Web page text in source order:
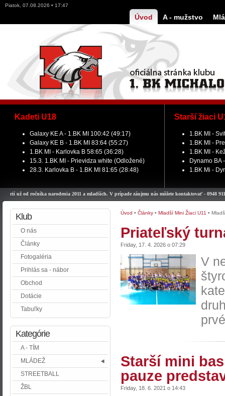
Piatok, 07.08.2026 • 17:47
Úvod A - mužstvo
Kadeti U18
Galaxy KE A - 1.BK MI 100:42 (49:17)
Galaxy KE B - 1.BK MI 83:64 (55:27)
1.BK MI - Karlovka B 58:65 (36:28)
15.3. 1.BK MI - Prievidza white (Odložené)
28.3. Karlovka B - 1.BK MI 81:65 (28:48)
Starší žiaci
1.BK MI -
1.BK MI -
1.BK MI -
Dynamo BA
1.BK Mi -
ročníka narodenia 2011 a mladších. V prípade záujmu nás môžete kontaktovať - 0948 911 979.
Klub
O nás
Články
Fotogaléria
Prihlás sa - nábor
Obchod
Dotácie
Tabuľky
Kategórie
A - TÍM
MLÁDEŽ
STREETBALL
ŽBL
Úvod • Články • Mladší Mini Žiaci U11 •
Priateľský
Friday, 17. 4. 2026 o 07:29
V
Starší mini
pauze
Friday, 18. 6. 2021 o 14:43